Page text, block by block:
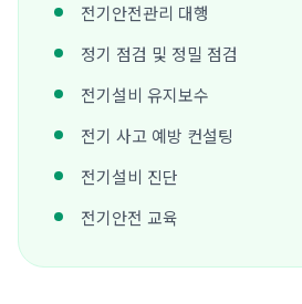
전기안전관리 대행
정기 점검 및 정밀 점검
전기설비 유지보수
전기 사고 예방 컨설팅
전기설비 진단
전기안전 교육